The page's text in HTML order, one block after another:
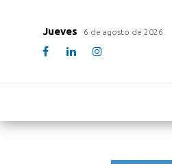
Jueves 6 de agosto de 2026